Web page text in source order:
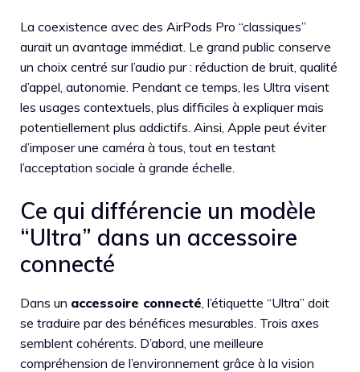
La coexistence avec des AirPods Pro “classiques”
aurait un avantage immédiat. Le grand public conserve
un choix centré sur l’audio pur : réduction de bruit, qualité
d’appel, autonomie. Pendant ce temps, les Ultra visent
les usages contextuels, plus difficiles à expliquer mais
potentiellement plus addictifs. Ainsi, Apple peut éviter
d’imposer une caméra à tous, tout en testant
l’acceptation sociale à grande échelle.
Ce qui différencie un modèle
“Ultra” dans un accessoire
connecté
Dans un accessoire connecté , l’étiquette “Ultra” doit
se traduire par des bénéfices mesurables. Trois axes
semblent cohérents. D’abord, une meilleure
compréhension de l’environnement grâce à la vision